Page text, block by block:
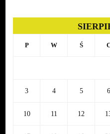
P W Ś
3 4 5 6
10 11 12